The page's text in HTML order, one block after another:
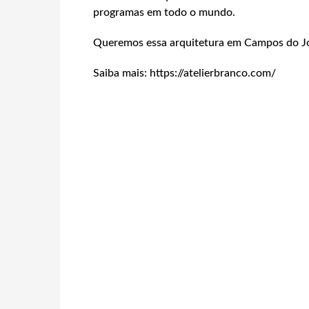
programas em todo o mundo.
Queremos essa arquitetura em Campos do
Saiba mais: https://atelierbranco.com/